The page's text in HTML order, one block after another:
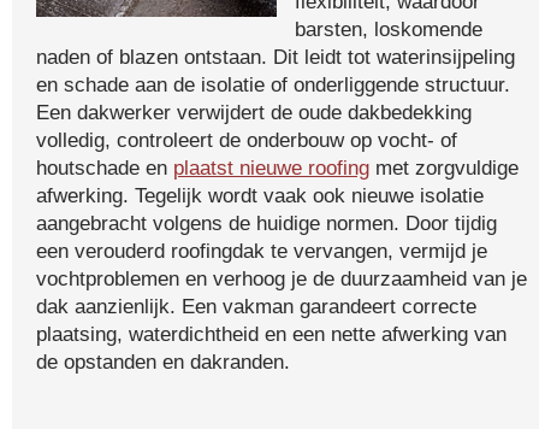
barsten, loskomende
naden of blazen ontstaan. Dit leidt tot waterinsijpeling
en schade aan de isolatie of onderliggende structuur.
Een dakwerker verwijdert de oude dakbedekking
volledig, controleert de onderbouw op vocht- of
houtschade en plaatst nieuwe roofing met zorgvuldige
afwerking. Tegelijk wordt vaak ook nieuwe isolatie
aangebracht volgens de huidige normen. Door tijdig
een verouderd roofingdak te vervangen, vermijd je
vochtproblemen en verhoog je de duurzaamheid van je
dak aanzienlijk. Een vakman garandeert correcte
plaatsing, waterdichtheid en een nette afwerking van
de opstanden en dakranden.